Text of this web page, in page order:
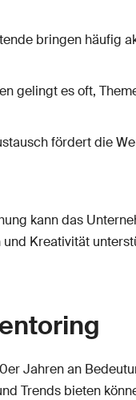
bringen häufig
gelingt es oft,
fördert die
kann das
Kreativität
Jahren an
Trends bieten